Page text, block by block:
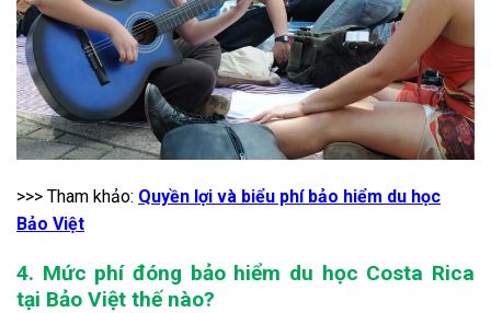
>>> Tham khảo: Quyền lợi và biểu phí bảo hiểm du học
Bảo Việt
4. Mức phí đóng bảo hiểm du học Costa Rica
tại Bảo Việt thế nào?